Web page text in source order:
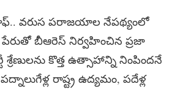
వరుస పరాజయాల నేపథ్యంలో
పేరుతో బీఆరెస్‌ నిర్వహించిన ప్రజా
కొత్త ఉత్సాహాన్ని నింపిందనే
రాష్ట్ర ఉద్యమం, పదేళ్ల